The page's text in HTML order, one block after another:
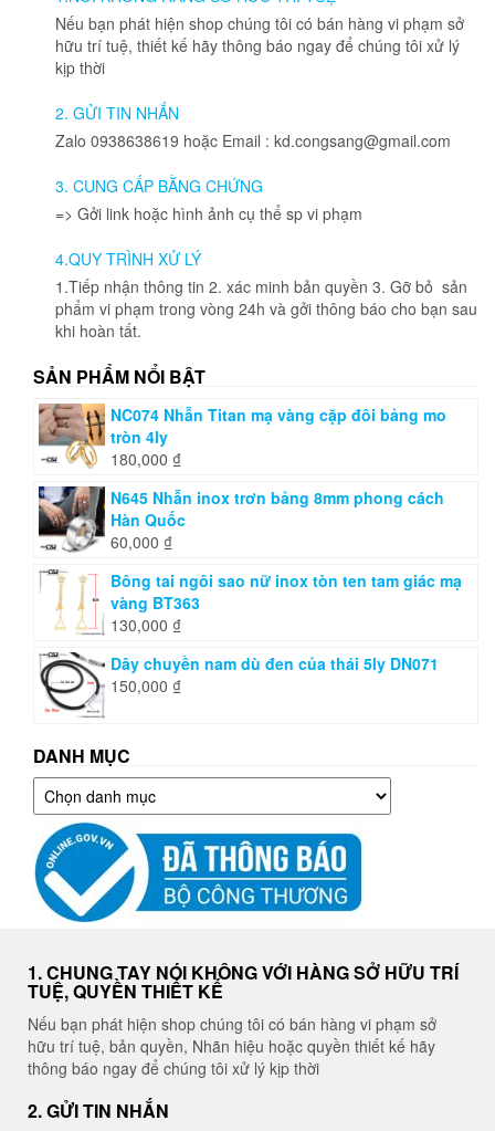
biến
thể.
Các
chọn
có
thể
được
chọn
trên
sản
phẩm
Nếu bạn phát hiện shop chúng tôi có bán hàng vi phạm sở
hữu trí tuệ, thiết kế hãy thông báo ngay để chúng tôi xử lý
kịp thời
2. GỬI TIN NHẮN
Zalo 0938638619 hoặc Email : kd.congsang@gmail.com
3. CUNG CẤP BẰNG CHỨNG
=> Gởi link hoặc hình ảnh cụ thể sp vi phạm
4.QUY TRÌNH XỬ LÝ
1.Tiếp nhận thông tin 2. xác minh bản quyền 3. Gỡ bỏ sản
phẩm vi phạm trong vòng 24h và gởi thông báo cho bạn sau
khi hoàn tất.
SẢN PHẨM NỔI BẬT
NC074 Nhẫn Titan mạ vàng cặp đôi bảng mo
tròn 4ly
180,000 ₫
N645 Nhẫn inox trơn bảng 8mm phong cách
Hàn Quốc
60,000 ₫
Bông tai ngôi sao nữ inox tòn ten tam giác mạ
vàng BT363
130,000 ₫
Dây chuyền nam dù đen của thái 5ly DN071
150,000 ₫
DANH MỤC
Danh
mục
1. CHUNG TAY NÓI KHÔNG VỚI HÀNG SỞ HỮU TRÍ
TUỆ, QUYỀN THIẾT KẾ
Nếu bạn phát hiện shop chúng tôi có bán hàng vi phạm sở
hữu trí tuệ, bản quyền, Nhãn hiệu hoặc quyền thiết kế hãy
thông báo ngay để chúng tôi xử lý kịp thời
2. GỬI TIN NHẮN